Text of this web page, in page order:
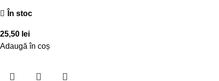
În stoc
25,50 lei
Adaugă în coș